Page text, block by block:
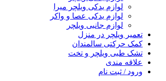
لوازم یدکی ویلچر میرا
لوازم یدکی عصا و واکر
لوازم جانبی ویلچر
تعمیر ویلچر در منزل
کمک حرکتی سالمندان
تشک طبی ویلچر و تخت
علاقه مندی
ورود / ثبت نام